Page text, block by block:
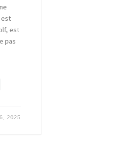
est
est
pas
2025